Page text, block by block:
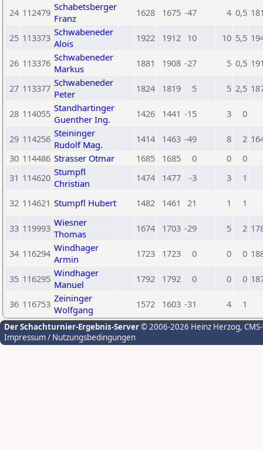
24 112479 Schabetsberger
Franz
1628 1675 -47 4 0,5
25 113373 Schwabeneder
Alois
1922 1912 10 10 5,5
26 113376 Schwabeneder
Markus
1881 1908 -27 5 0,5
27 113377 Schwabeneder
Peter
1824 1819 5 5 2,5
28 114055 Standhartinger
Guenther Ing.
1426 1441 -15 3 0
29 114256 Steininger
Rudolf Mag.
1414 1463 -49 8 2
30 114486 Strasser Otmar 1685 1685 0 0
0
31 114620 Stumpfl
Christian
1474 1477 -3 3 1
32 114621 Stumpfl Hubert 1482 1461 21 1 1
33 119993 Wiesner
Thomas
1674 1703 -29 5 2
34 116294 Windhager
Armin
1723 1723 0 0 0
35 116295 Windhager
Manuel
1792 1792 0 0 0
36 116753 Zeininger
Wolfgang
1572 1603 -31 4 1
Der Schachturnier-Ergebnis-Server© 2006-2026 Heinz Herzog,
Impressum / Nutzungsbedingungen